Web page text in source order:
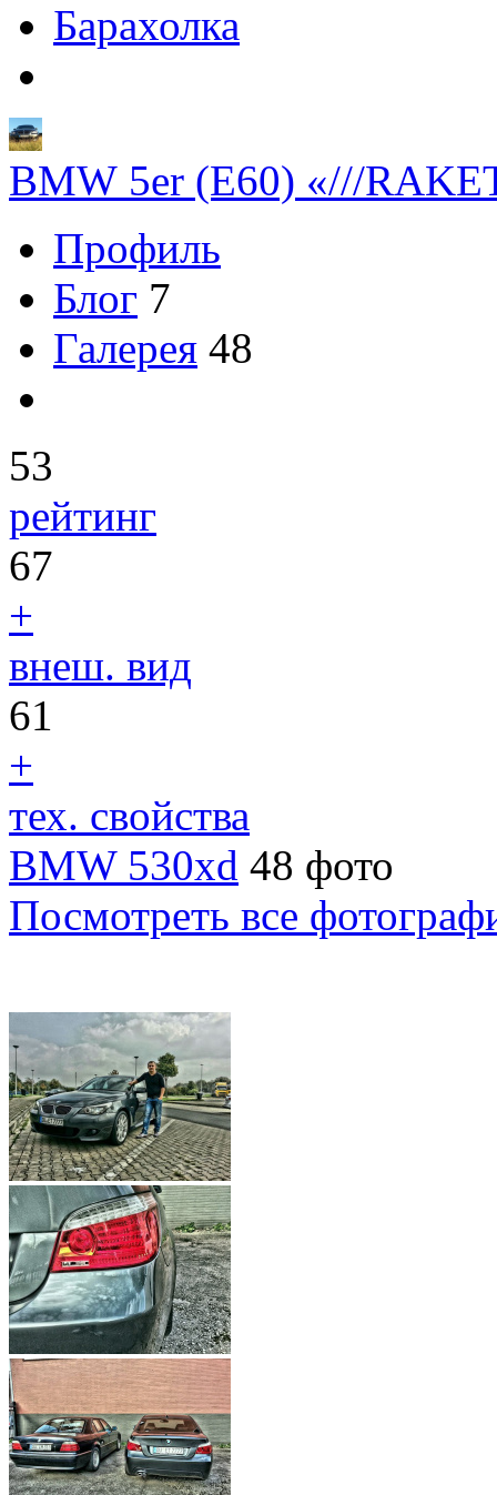
Барахолка
BMW 5er (E60) «///
Профиль
Блог 7
Галерея 48
53
рейтинг
67
+
внеш. вид
61
+
тех. свойства
BMW 530xd 48 фото
Посмотреть все